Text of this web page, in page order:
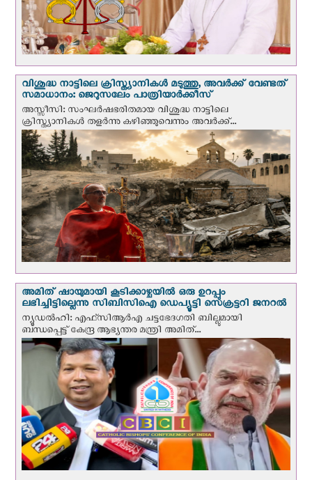
വിശുദ്ധ നാട്ടിലെ ക്രിസ്ത്യാനികൾ മടുത്തു, അവർക്ക് വേണ്ടത്
സമാധാനം: ജെറുസലേം പാത്രിയാര്‍ക്കീസ്
അസ്സീസി: സംഘര്‍ഷഭരിതമായ വിശുദ്ധ നാട്ടിലെ
ക്രിസ്ത്യാനികൾ തളര്‍ന്നു കഴിഞ്ഞുവെന്നും അവർക്ക്...
അമിത് ഷായുമായി കൂടിക്കാഴ്ചയില്‍ ഒരു ഉറപ്പും
ലഭിച്ചിട്ടില്ലെന്നു സിബിസിഐ ഡെപ്യൂട്ടി സെക്രട്ടറി ജനറല്‍
ന്യൂഡല്‍ഹി: എഫ്‌സിആര്‍എ ചട്ടഭേദഗതി ബില്ലുമായി
ബന്ധപ്പെട്ട് കേന്ദ്ര ആഭ്യന്തര മന്ത്രി അമിത്...